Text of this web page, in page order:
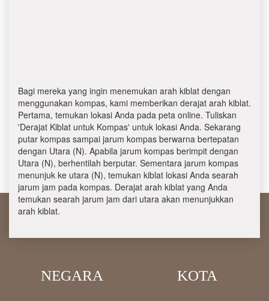
Bagi mereka yang ingin menemukan arah kiblat dengan
menggunakan kompas, kami memberikan derajat arah kiblat.
Pertama, temukan lokasi Anda pada peta online. Tuliskan
'Derajat Kiblat untuk Kompas' untuk lokasi Anda. Sekarang
putar kompas sampai jarum kompas berwarna bertepatan
dengan Utara (N). Apabila jarum kompas berimpit dengan
Utara (N), berhentilah berputar. Sementara jarum kompas
menunjuk ke utara (N), temukan kiblat lokasi Anda searah
jarum jam pada kompas. Derajat arah kiblat yang Anda
temukan searah jarum jam dari utara akan menunjukkan
arah kiblat.
NEGARA KOTA